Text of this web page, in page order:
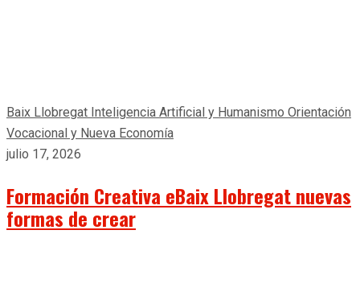
Baix Llobregat Inteligencia Artificial y Humanismo Orientación
Vocacional y Nueva Economía
julio 17, 2026
Formación Creativa eBaix Llobregat nuevas
formas de crear